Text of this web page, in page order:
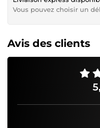
Vous pouvez choisir un
Avis des clients